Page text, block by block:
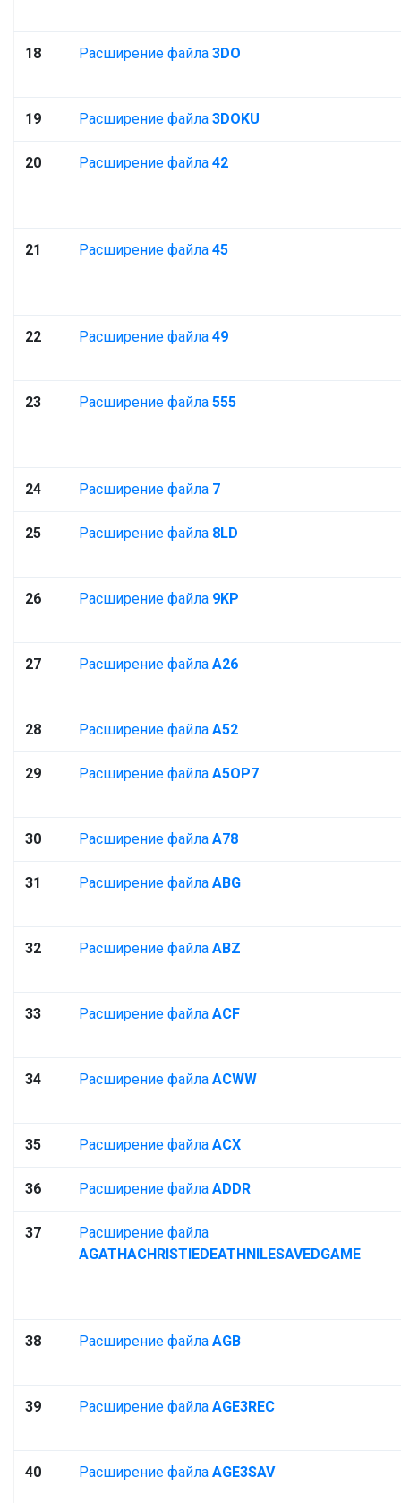
18 Расширение файла 3DO
19 Расширение файла 3DOKU
20 Расширение файла 42
21 Расширение файла 45
22 Расширение файла 49
23 Расширение файла 555
24 Расширение файла 7
25 Расширение файла 8LD
26 Расширение файла 9KP
27 Расширение файла A26
28 Расширение файла A52
29 Расширение файла A5OP7
30 Расширение файла A78
31 Расширение файла ABG
32 Расширение файла ABZ
33 Расширение файла ACF
34 Расширение файла ACWW
35 Расширение файла ACX
36 Расширение файла ADDR
37
Расширение файла
AGATHACHRISTIEDEATHNILESAVEDGAME
38 Расширение файла AGB
39 Расширение файла AGE3REC
40 Расширение файла AGE3SAV